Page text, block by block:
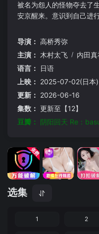
被名为怨人的怪物夺去了
安京醒来。意识到自己进
导演： 高桥秀弥
主演： 木村太飞 / 内田真
语言：
日语
上映： 2025-07-02(日本)
更新： 2026-06-16
集数： 更新至【12】
豆瓣： 阴阳回天 Re：
选集
1 2